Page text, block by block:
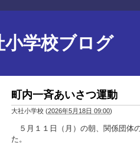
小学校ブログ
町内一斉あいさつ運動
大社小学校 (2026年5月18日 09:00)
５月１１日（月）の朝、関係団体
た。